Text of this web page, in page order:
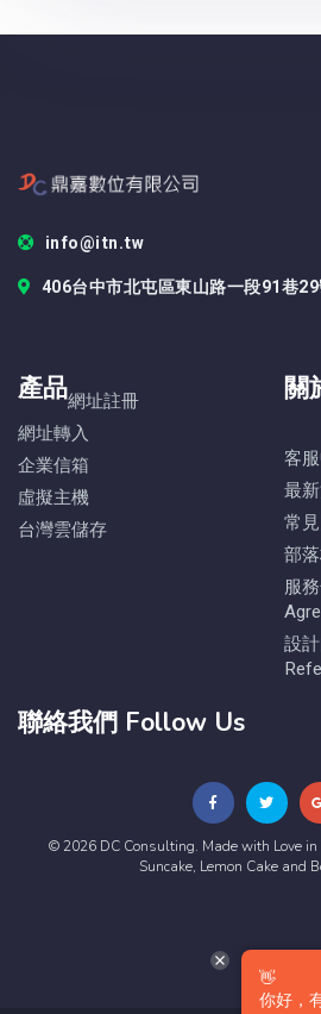
info@itn.tw
406台中市北屯區東山路一段91巷
產品網址註冊
網址轉入
企業信箱
虛擬主機
台灣雲儲存
關
客
最
常
部
服
設
聯絡我們 Follow Us
© 2026 DC Consulting. Made with Love in
Suncake, Lemon Cake and
👋
你好，